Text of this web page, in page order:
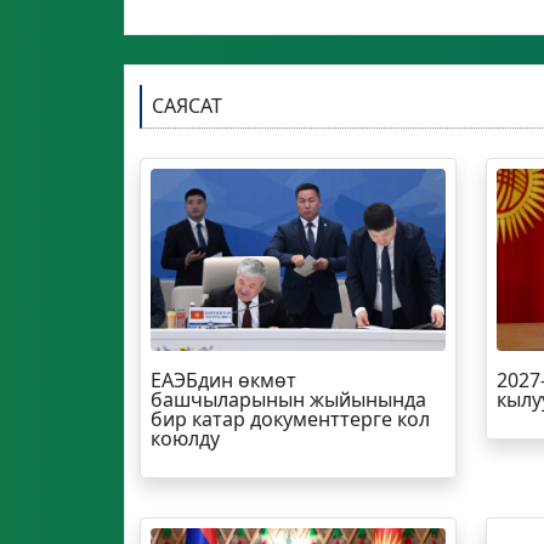
САЯСАТ
ЕАЭБдин өкмөт
башчыларынын жыйынында
бир катар документтерге кол
коюлду